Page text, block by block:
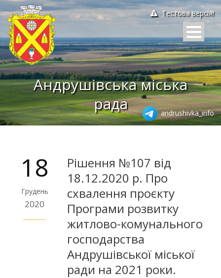
Тестова версія!
Андрушівська міська
рада
andrushivka_info
18
Грудень
2020
Рішення №107 від
18.12.2020 р. Про
схвалення проєкту
Програми розвитку
житлово-комунального
господарства
Андрушівської міської
ради на 2021 роки.